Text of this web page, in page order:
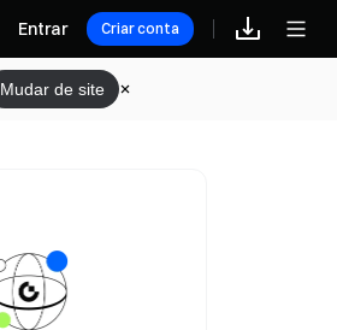
Recompensas
Entrar Criar conta
Mudar de site